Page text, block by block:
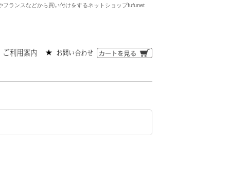
ランスなどから買い付けをするネットショップfufunet